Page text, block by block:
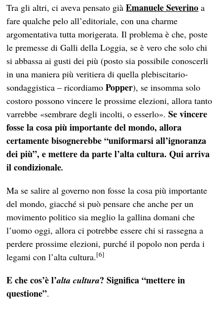
Tra gli altri, ci aveva pensato giàEmanuele Severino a
fare qualche pelo all’editoriale, con una charme
argomentativa tutta morigerata. Il problema è che, poste
le premesse di Galli della Loggia, se è vero che solo chi
si abbassa ai gusti dei più (posto sia possibile conoscerli
in una maniera più veritiera di quella plebiscitario-
sondaggistica – ricordiamoPopper), se insomma solo
costoro possono vincere le prossime elezioni, allora tanto
varrebbe «sembrare degli incolti, o esserlo».Se vincere
fosse la cosa più importante del mondo, allora
certamente bisognerebbe “uniformarsi all’ignoranza
dei più”, e mettere da parte l’alta cultura. Qui arriva
il condizionale.
Ma se salire al governo non fosse la cosa più importante
del mondo, giacché si può pensare che anche per un
movimento politico sia meglio la gallina domani che
l’uomo oggi, allora ci potrebbe essere chi si rassegna a
perdere prossime elezioni, purché il popolo non perda i
legami con l’alta cultura.[6]
E che cos’è l’alta cultura? Significa “mettere in
questione”.